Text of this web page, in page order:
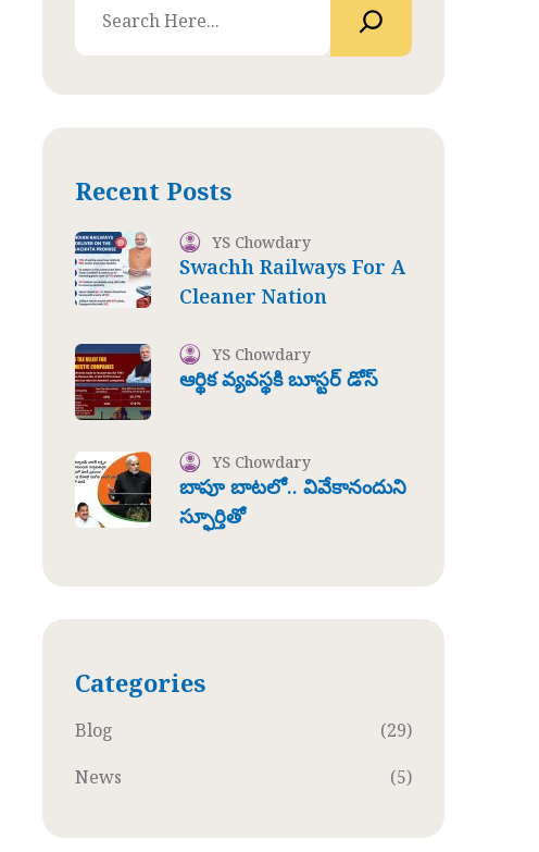
Recent Posts
YS Chowdary
Swachh Railways For A
Cleaner Nation
YS Chowdary
ఆర్థిక వ్యవస్థకి బూస్టర్ డోస్
YS Chowdary
బాపూ బాటలో.. వివేకానందుని
స్ఫూర్తితో
Categories
Blog
(29)
News
(5)